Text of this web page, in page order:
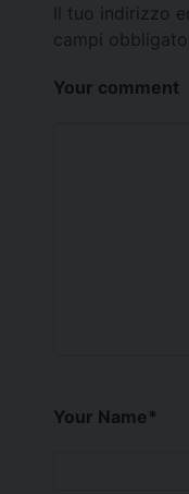
Il tuo indirizzo
campi
Your comment
Your Name*